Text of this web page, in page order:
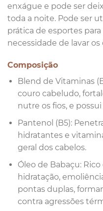
enxágue e pode ser
toda a noite. Pode ser
prática de esportes
necessidade de lavar os
Composição
Blend de Vitaminas
couro cabeludo,
nutre os fios, e
Pantenol (B5):
hidratantes e
geral dos cabelos.
Óleo de Babaçu:
hidratação,
pontas duplas,
contra agressões